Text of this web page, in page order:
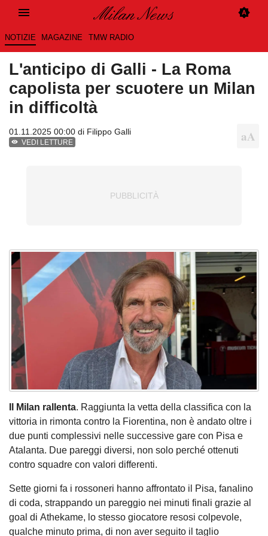
NOTIZIE MAGAZINE TMW RADIO
L'anticipo di Galli - La Roma
capolista per scuotere un Milan
in difficoltà
01.11.2025 00:00 di Filippo Galli
VEDI LETTURE
Il Milan rallenta. Raggiunta la vetta della classifica con la
vittoria in rimonta contro la Fiorentina, non è andato oltre i
due punti complessivi nelle successive gare con Pisa e
Atalanta. Due pareggi diversi, non solo perché ottenuti
contro squadre con valori differenti.
Sette giorni fa i rossoneri hanno affrontato il Pisa, fanalino
di coda, strappando un pareggio nei minuti finali grazie al
goal di Athekame, lo stesso giocatore resosi colpevole,
qualche minuto prima, di non aver seguito il taglio